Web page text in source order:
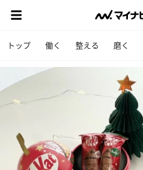
トップ 働く 整える 磨く